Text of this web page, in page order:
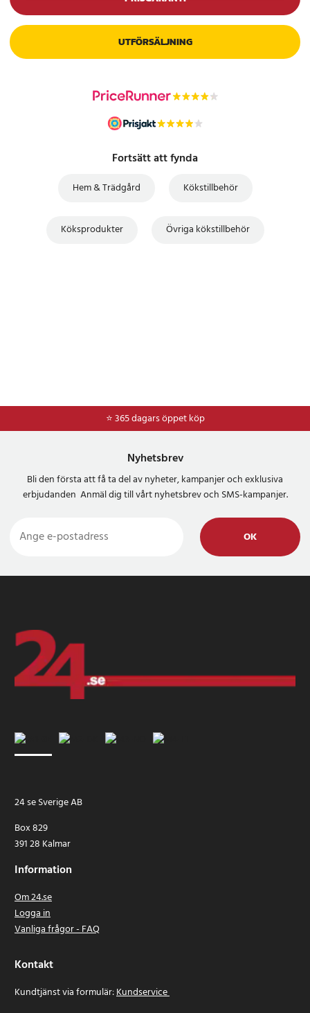
UTFÖRSÄLJNING
Fortsätt att fynda
Hem & Trädgård Kökstillbehör
Köksprodukter Övriga kökstillbehör
⭐ 365 dagars öppet köp
⭐Frakt 49kr *
Nyhetsbrev
Bli den första att få ta del av nyheter, kampanjer och exklusiva
erbjudanden Anmäl dig till vårt nyhetsbrev och SMS-kampanjer.
OK
24 se Sverige AB
Box 829
391 28 Kalmar
Information
Om 24.se
Logga in
Vanliga frågor - FAQ
Kontakt
Kundtjänst via formulär:Kundservice